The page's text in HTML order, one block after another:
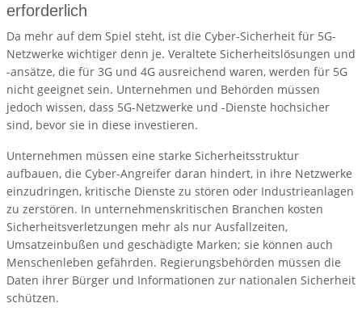
erforderlich
Da mehr auf dem Spiel steht, ist die Cyber-Sicherheit für 5G-
Netzwerke wichtiger denn je. Veraltete Sicherheitslösungen und
-ansätze, die für 3G und 4G ausreichend waren, werden für 5G
nicht geeignet sein. Unternehmen und Behörden müssen
jedoch wissen, dass 5G-Netzwerke und -Dienste hochsicher
sind, bevor sie in diese investieren.
Unternehmen müssen eine starke Sicherheitsstruktur
aufbauen, die Cyber-Angreifer daran hindert, in ihre Netzwerke
einzudringen, kritische Dienste zu stören oder Industrieanlagen
zu zerstören. In unternehmenskritischen Branchen kosten
Sicherheitsverletzungen mehr als nur Ausfallzeiten,
Umsatzeinbußen und geschädigte Marken; sie können auch
Menschenleben gefährden. Regierungsbehörden müssen die
Daten ihrer Bürger und Informationen zur nationalen Sicherheit
schützen.